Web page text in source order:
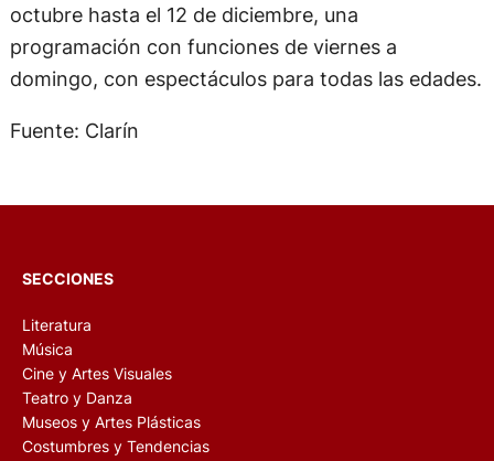
octubre hasta el 12 de diciembre, una
programación con funciones de viernes a
domingo, con espectáculos para todas las edades.
Fuente: Clarín
SECCIONES
Literatura
Música
Cine y Artes Visuales
Teatro y Danza
Museos y Artes Plásticas
Costumbres y Tendencias